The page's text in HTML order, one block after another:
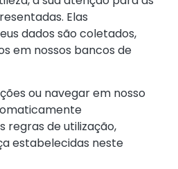
Elas
dados são coletados,
em nossos bancos de
ou navegar em nosso
regras de utilização,
estabelecidas neste